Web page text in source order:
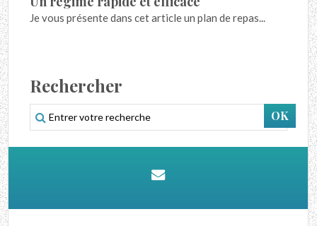
Je vous présente dans cet article un plan de repas...
Rechercher